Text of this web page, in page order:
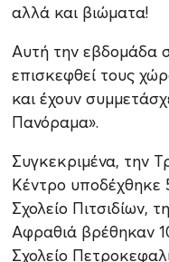
αλλά και βιώματα!
Αυτή την εβδομάδα
επισκεφθεί τους
και έχουν
Πανόραμα».
Συγκεκριμένα, την
Κέντρο υποδέχθηκε
Σχολείο Πιτσιδίων,
Αφραθιά βρέθηκαν
Σχολείο